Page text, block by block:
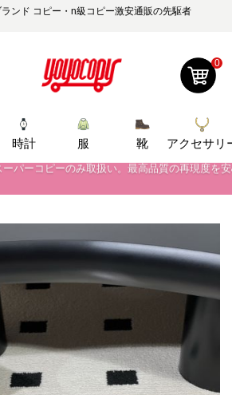
ンド コピー・n級コピー激安通販の先駆者
0
時計 服 靴 アクセサリ
パーコピーのみ取扱い。最高品質の再現度を
！期間中のご注文でお得な割引をご利用いただ
ーパーコピーのみ取扱い。最高品質の再現度を
！期間中のご注文でお得な割引をご利用いただ
ンスーパーコピー バッグ最新モデルが登場。